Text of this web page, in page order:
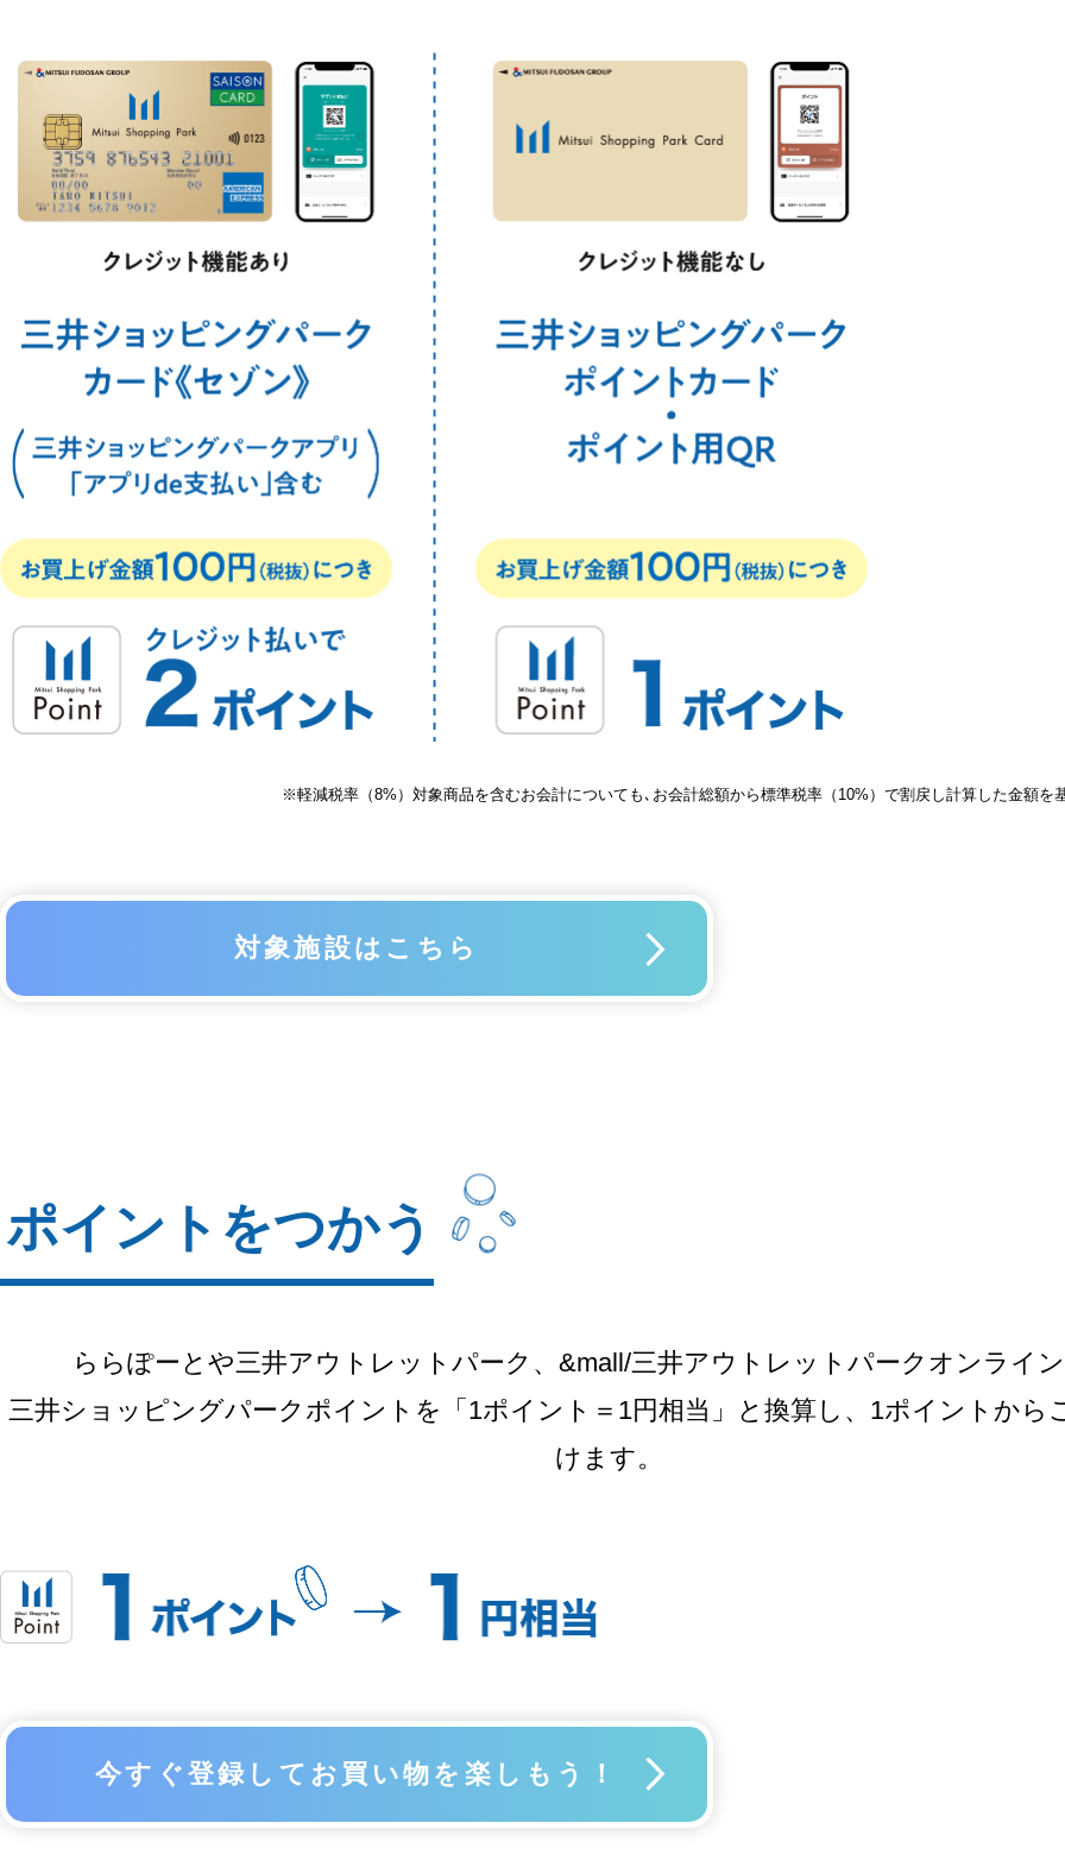
※軽減税率（8%）対象商品を含むお会計についても､お会計総額から標準税率（10%）で割戻し計算した金額を
対象施設はこちら
ポイントをつかう
ららぽーとや三井アウトレットパーク、 &mall/三井アウトレットパークオンライン
三井ショッピングパークポイントを 「1ポイント＝1円相当」と換算し、 1ポイントから
けます。
今すぐ登録して お買い物を楽しもう！